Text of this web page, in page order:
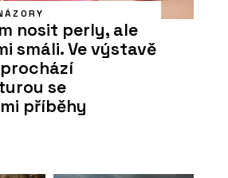
nosit perly, ale
smáli. Ve výstavě
se
příběhy